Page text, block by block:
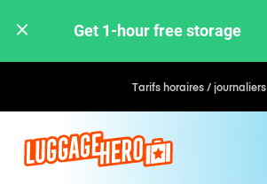
Get 1-hour free storage
Tarifs horaires / journaliers